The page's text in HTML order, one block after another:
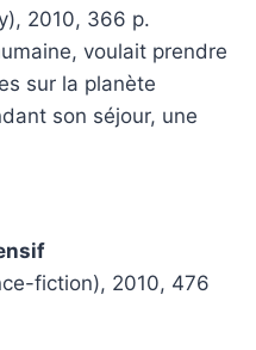
2010, 366 p.
voulait prendre
sur la planète
son séjour, une
fiction), 2010, 476